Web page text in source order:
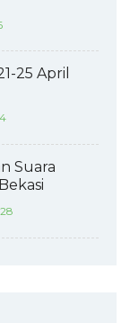
25 April
Suara